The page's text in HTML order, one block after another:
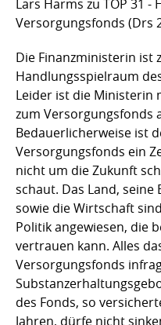
Lars Harms zu TOP 31 -
Versorgungsfonds (Drs
Die Finanzministerin ist
Handlungsspielraum
Leider ist die Ministerin
zum Versorgungsfonds
Bedauerlicherweise ist
Versorgungsfonds ein
nicht um die Zukunft
schaut. Das Land,
sowie die Wirtschaft
Politik angewiesen, die
vertrauen kann. Alles
Versorgungsfonds
des Fonds, so
Jahren, dürfe nicht